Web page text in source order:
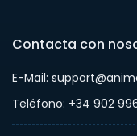
Contacta con
E-Mail:
Teléfono: +34 902